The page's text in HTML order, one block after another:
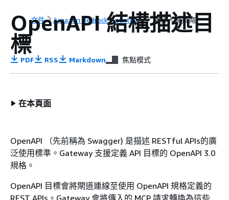
文件 Amazon Bedrock AgentCore 開發人員指南
OpenAPI 結構描述目
標
PDF RSS Markdown 焦點模式
在本頁面
OpenAPI （先前稱為 Swagger) 是描述 RESTful APIs的廣
泛使用標準。Gateway 支援定義 API 目標的 OpenAPI 3.0
規格。
OpenAPI 目標會將閘道連線至使用 OpenAPI 規格定義的
REST APIs。Gateway 會將傳入的 MCP 請求轉換為這些